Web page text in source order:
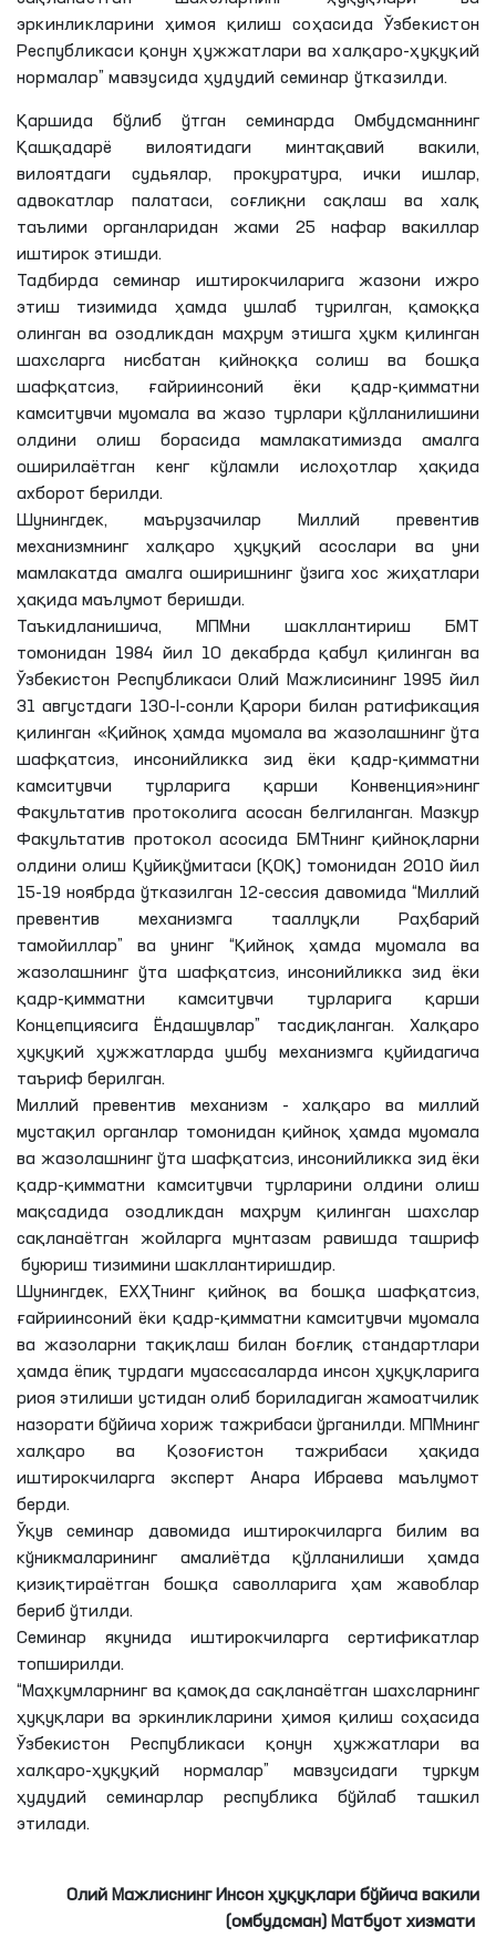
эркинликларини ҳимоя қилиш соҳасида Ўзбекистон
Республикаси қонун ҳужжатлари ва халқаро-ҳуқуқий
нормалар” мавзусида ҳудудий семинар ўтказилди.
Қаршида бўлиб ўтган семинарда Омбудсманнинг
Қашқадарё вилоятидаги минтақавий вакили,
вилоятдаги судьялар, прокуратура, ички ишлар,
адвокатлар палатаси, соғлиқни сақлаш ва халқ
таълими органларидан жами 25 нафар вакиллар
иштирок этишди.
Тадбирда семинар иштирокчиларига жазони ижро
этиш тизимида ҳамда ушлаб турилган, қамоққа
олинган ва озодликдан маҳрум этишга ҳукм қилинган
шахсларга нисбатан қийноққа солиш ва бошқа
шафқатсиз, ғайриинсоний ёки қадр-қимматни
камситувчи муомала ва жазо турлари қўлланилишини
олдини олиш борасида мамлакатимизда амалга
оширилаётган кенг кўламли ислоҳотлар ҳақида
ахборот берилди.
Шунингдек, маърузачилар Миллий превентив
механизмнинг халқаро ҳуқуқий асослари ва уни
мамлакатда амалга оширишнинг ўзига хос жиҳатлари
ҳақида маълумот беришди.
Таъкидланишича, МПМни шакллантириш БМТ
томонидан 1984 йил 10 декабрда қабул қилинган ва
Ўзбекистон Республикаси Олий Мажлисининг 1995 йил
31 августдаги 130-I-сонли Қарори билан ратификация
қилинган «Қийноқ ҳамда муомала ва жазолашнинг ўта
шаф­қатсиз, инсонийликка зид ёки қадр-қимматни
камситувчи турларига қарши Конвенция»нинг
Факультатив протоколига асосан белгиланган. Мазкур
Факультатив протокол асосида БМТнинг қийноқларни
олдини олиш Қуйиқўмитаси (ҚОҚ) томонидан 2010 йил
15-19 ноябрда ўтказилган 12-сессия давомида “Миллий
превентив механизмга тааллуқли Раҳбарий
тамойиллар” ва унинг “Қийноқ ҳамда муомала ва
жазолашнинг ўта шафқатсиз, инсонийликка зид ёки
қадр-қимматни камситувчи турларига қарши
Концепциясига Ёндашувлар” тасдиқланган. Халқаро
ҳуқуқий ҳужжатларда ушбу механизмга қуйидагича
таъриф берилган.
Миллий превентив механизм - халқаро ва миллий
мустақил органлар томонидан қийноқ ҳамда муомала
ва жазолашнинг ўта шафқатсиз, инсонийликка зид ёки
қадр-қимматни камситувчи турларини олдини олиш
мақсадида озодликдан маҳрум қилинган шахслар
сақланаётган жойларга мунтазам равишда ташриф
буюриш тизимини шакллантиришдир.
Шунингдек, ЕХҲТнинг қийноқ ва бошқа шафқатсиз,
ғайриинсоний ёки қадр-қимматни камситувчи муомала
ва жазоларни тақиқлаш билан боғлиқ стандартлари
ҳамда ёпиқ турдаги муассасаларда инсон ҳуқуқларига
риоя этилиши устидан олиб бориладиган жамоатчилик
назорати бўйича хориж тажрибаси ўрганилди. МПМнинг
халқаро ва Қозоғистон тажрибаси ҳақида
иштирокчиларга эксперт Анара Ибраева маълумот
берди.
Ўқув семинар давомида иштирокчиларга билим ва
кўникмаларининг амалиётда қўлланилиши ҳамда
қизиқтираётган бошқа саволларига ҳам жавоблар
бериб ўтилди.
Семинар якунида иштирокчиларга сертификатлар
топширилди.
“Маҳкумларнинг ва қамоқда сақланаётган шахсларнинг
ҳуқуқлари ва эркинликларини ҳимоя қилиш соҳасида
Ўзбекистон Республикаси қонун ҳужжатлари ва
халқаро-ҳуқуқий нормалар” мавзусидаги туркум
ҳудудий семинарлар республика бўйлаб ташкил
этилади.
Олий Мажлиснинг Инсон ҳуқуқлари бўйича вакили
(омбудсман) Матбуот хизмати